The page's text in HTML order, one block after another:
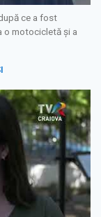
ce a fost
o motocicletă și a